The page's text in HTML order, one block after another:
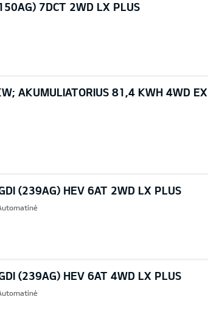
7DCT 2WD LX PLUS
AKUMULIATORIUS 81,4 KWH 4WD EX
(239AG) HEV 6AT 2WD LX PLUS
(239AG) HEV 6AT 4WD LX PLUS